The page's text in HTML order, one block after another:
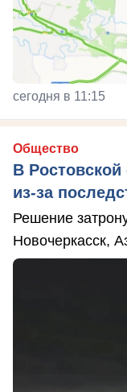
сегодня в 11:15
Общество
В
из-за
Решение
Новочеркасск,